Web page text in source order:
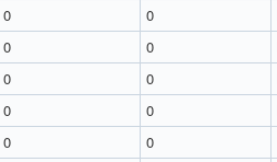
0 0
0 0
0 0
0 0
0 0